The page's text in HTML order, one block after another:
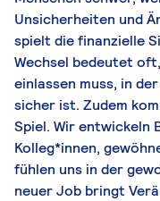
Unsicherheiten und
spielt die finanzielle
Wechsel bedeutet
einlassen muss, in
sicher ist. Zudem
Spiel. Wir entwickeln
Kolleg*innen,
fühlen uns in der
neuer Job bringt